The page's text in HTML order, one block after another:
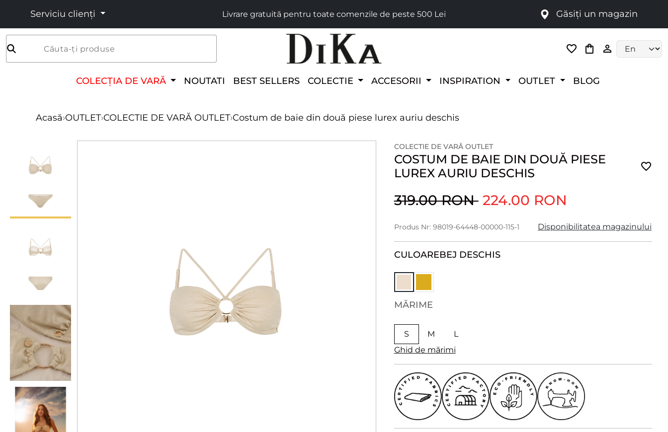
Serviciu clienți Livrare gratuită pentru toate comenzile de peste 500 Lei Găsiți un magazin
Căuta-ți produse
COLECȚIA DE VARĂ NOUTATI BEST SELLERS COLECTIE ACCESORII INSPIRATION OUTLET BLOG
Acasă›OUTLET›COLECTIE DE VARĂ OUTLET›Costum de baie din două piese lurex auriu deschis
COLECTIE DE VARĂ OUTLET
COSTUM DE BAIE DIN DOUĂ PIESE
LUREX AURIU DESCHIS
319.00 RON 224.00 RON
Produs Nr: 98019-64448-00000-115-1 Disponibilitatea magazinului
CULOAREBEJ DESCHIS
MĂRIME
S M
L
Ghid de mărimi